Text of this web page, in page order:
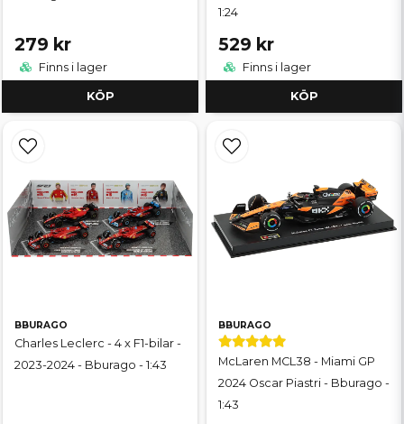
279 kr
Finns i lager
KÖP
1:24
529 kr
Finns i lager
KÖP
BBURAGO
Charles Leclerc - 4 x F1-bilar -
2023-2024 - Bburago - 1:43
BBURAGO
McLaren MCL38 - Miami GP
2024 Oscar Piastri - Bburago -
1:43